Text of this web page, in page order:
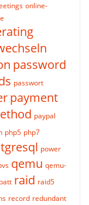
online-
password
passwort
payment
paypal
php5 php7
power
qemu qemu-
raid raid5
record redundant